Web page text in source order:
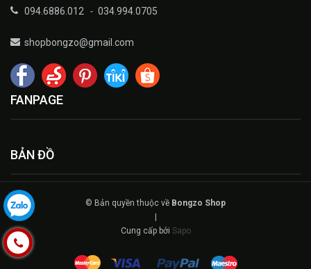
094.6886.012 - 034.994.0705
shopbongzo@gmail.com
FANPAGE
BẢN ĐỒ
© Bản quyền thuộc về Bongzo Shop
Cung cấp bởi Sapo